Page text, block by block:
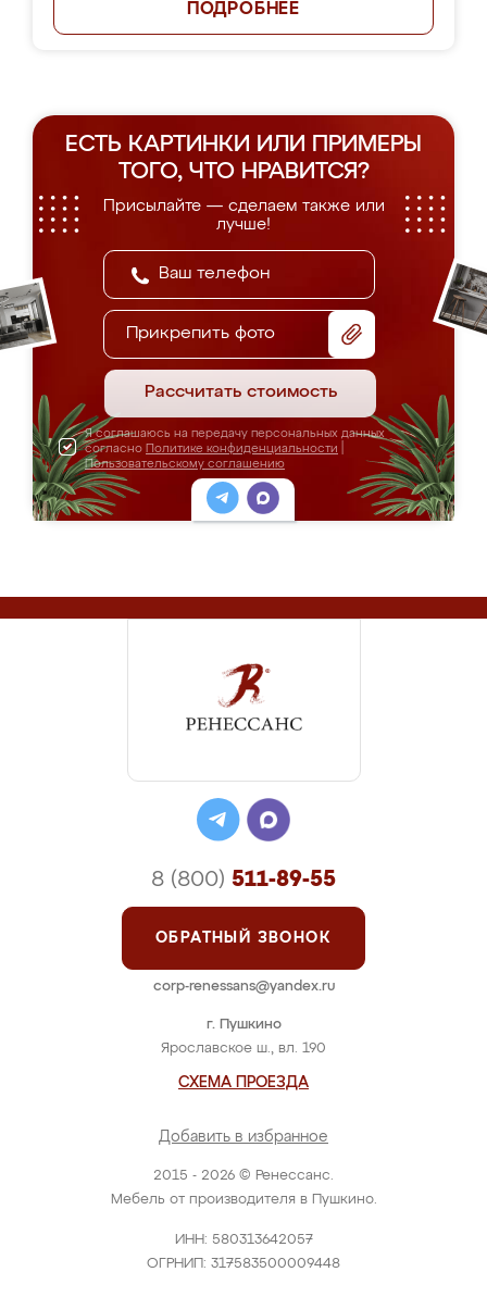
ПОДРОБНЕЕ
ЕСТЬ КАРТИНКИ ИЛИ ПРИМЕРЫ
ТОГО, ЧТО НРАВИТСЯ?
Присылайте — сделаем также или
лучше!
Прикрепить фото
Рассчитать стоимость
Я соглашаюсь на передачу персональных данных
согласно Политике конфиденциальности
Пользовательскому соглашению
2015 - 2026 © Ренессанс.
Мебель от производителя в Пушкино.
ИНН: 580313642057
ОГРНИП: 317583500009448
г. Пушкино
Ярославское ш., вл. 190
СХЕМА ПРОЕЗДА
Добавить в избранное
8 (800) 511-89-55
ОБРАТНЫЙ ЗВОНОК
corp-renessans@yandex.ru